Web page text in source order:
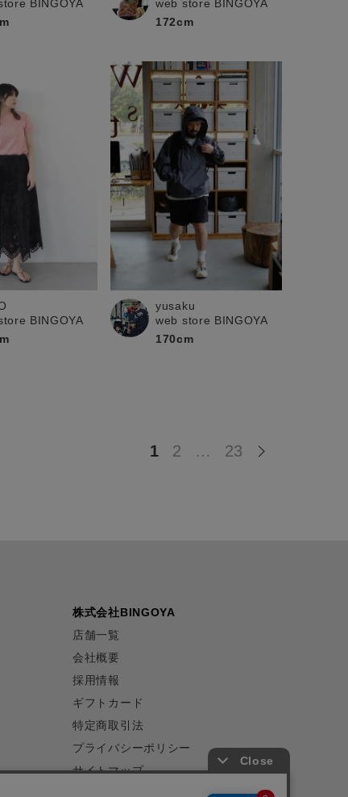
BINGOYA
web store BINGOYA
172cm
BINGOYA
yusaku
web store BINGOYA
170cm
1 2 … 23
株式会社BINGOYA
店舗一覧
会社概要
採用情報
ギフトカード
特定商取引法
プライバシーポリシー
サイトマップ